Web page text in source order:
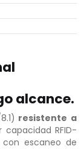
alcance.
resistente a
RFID-
escaneo de